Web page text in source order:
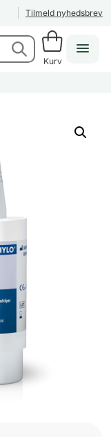
Tilmeld nyhedsbrev
Kurv